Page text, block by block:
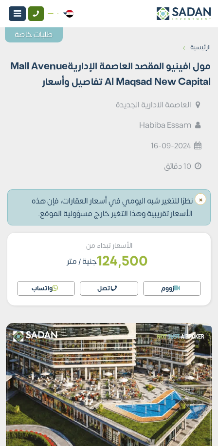
الرئيسية ›
مول افينيو المقصد العاصمة الإداريةMall Avenue
Al Maqsad New Capital تفاصيل وأسعار
العاصمة الادارية الجديدة
16-09-2024
× نظرًا للتغير شبه اليومي في أسعار العقارات، فإن هذه
الأسعار تقريبية وهذا التغير خارج مسؤولية الموقع.
الأسعار تبداء من
124,500جنية/ متر
زووم اتصل واتساب
طلبات خاصة